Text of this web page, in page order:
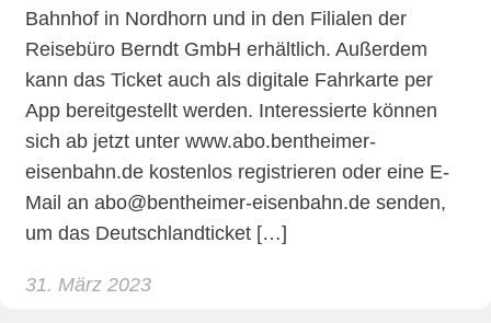
Bahnhof in Nordhorn und in den Filialen der
Reisebüro Berndt GmbH erhältlich. Außerdem
kann das Ticket auch als digitale Fahrkarte per
App bereitgestellt werden. Interessierte können
sich ab jetzt unter www.abo.bentheimer-
eisenbahn.de kostenlos registrieren oder eine E-
Mail an abo@bentheimer-eisenbahn.de senden,
um das Deutschlandticket […]
31. März 2023